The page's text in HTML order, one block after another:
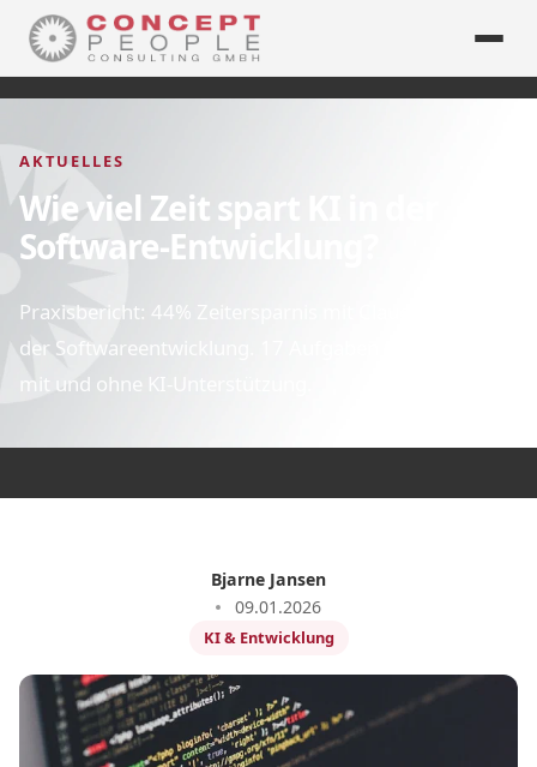
AKTUELLES
Wie viel Zeit spart KI in der
Software-Entwicklung?
Praxisbericht: 44% Zeitersparnis mit Claude Code in
der Softwareentwicklung. 17 Aufgaben im Vergleich
mit und ohne KI-Unterstützung.
Bjarne Jansen
09.01.2026
KI & Entwicklung